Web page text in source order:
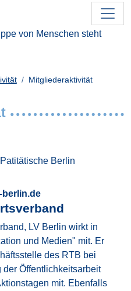
Mitgliederaktivität
berlin.de
LV Berlin wirkt in
und Medien" mit. Er
des RTB bei
Öffentlichkeitsarbeit
mit. Ebenfalls